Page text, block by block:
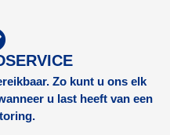
Zo kunt u ons elk
u last heeft van een